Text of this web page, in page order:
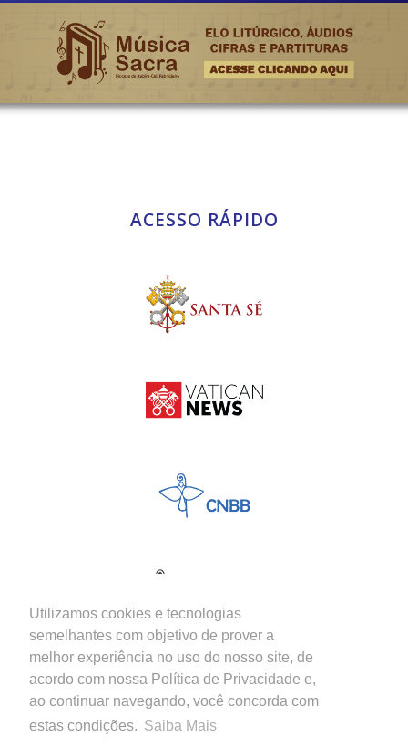
Utilizamos cookies e tecnologias
semelhantes com objetivo de prover a
melhor experiência no uso do nosso site, de
acordo com nossa Política de Privacidade e,
ao continuar navegando, você concorda com
estas condições. Saiba Mais
ACESSO RÁPIDO